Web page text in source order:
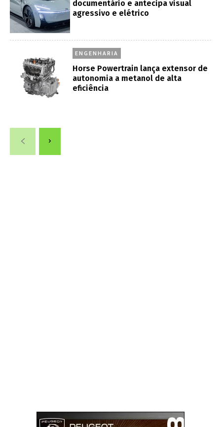
documentário e antecipa visual
agressivo e elétrico
ENGENHARIA
Horse Powertrain lança extensor de
autonomia a metanol de alta
eficiência